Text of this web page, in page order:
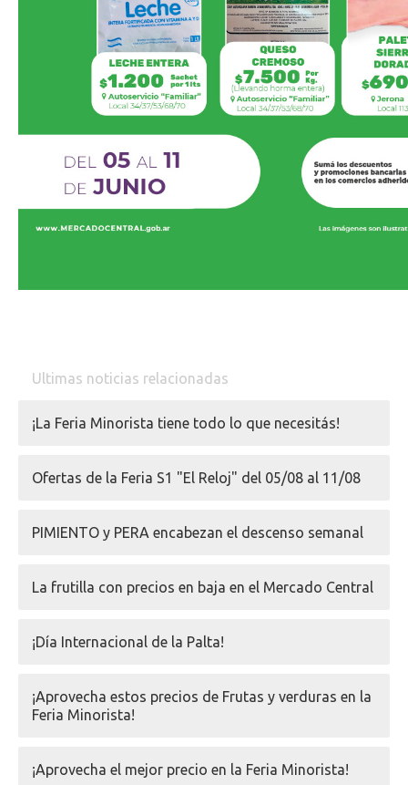
Ultimas noticias relacionadas
¡La Feria Minorista tiene todo lo que necesitás!
Ofertas de la Feria S1 "El Reloj" del 05/08 al 11/08
PIMIENTO y PERA encabezan el descenso semanal
La frutilla con precios en baja en el Mercado Central
¡Día Internacional de la Palta!
¡Aprovecha estos precios de Frutas y verduras en la
Feria Minorista!
¡Aprovecha el mejor precio en la Feria Minorista!